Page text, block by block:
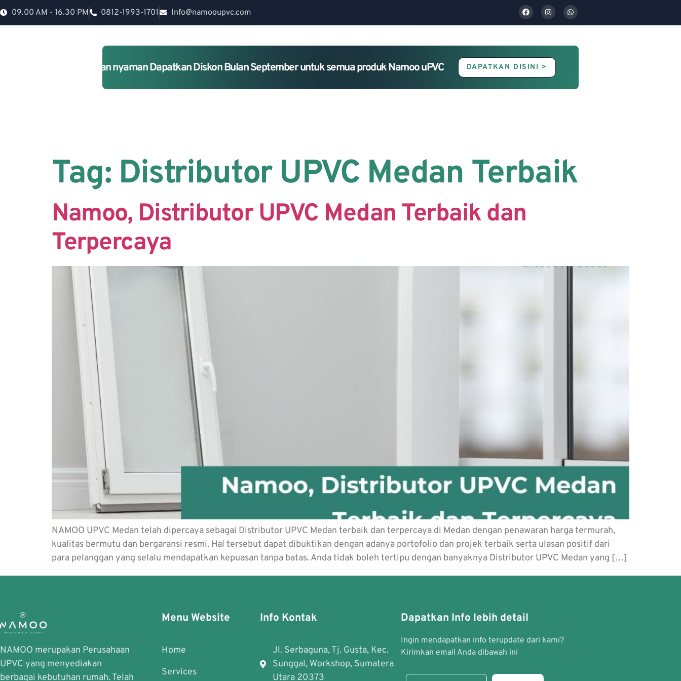
09.00 AM - 16.30 PM 0812-1993-1701 Info@namooupvc.com
Rumah lebih Aman dan nyaman Dapatkan Diskon Bulan September untuk semua produk Namoo uPVC DAPATKAN DISINI >
Tag: Distributor UPVC Medan Terbaik
Namoo, Distributor UPVC Medan Terbaik dan
Terpercaya
NAMOO UPVC Medan telah dipercaya sebagai Distributor UPVC Medan terbaik dan terpercaya di Medan dengan penawaran harga termurah,
kualitas bermutu dan bergaransi resmi. Hal tersebut dapat dibuktikan dengan adanya portofolio dan projek terbaik serta ulasan positif dari
para pelanggan yang selalu mendapatkan kepuasan tanpa batas. Anda tidak boleh tertipu dengan banyaknya Distributor UPVC Medan yang […]
NAMOO merupakan Perusahaan
UPVC yang menyediakan
berbagai kebutuhan rumah. Telah
Menu Website
Home
Services
Info Kontak
Jl. Serbaguna, Tj. Gusta, Kec.
Sunggal, Workshop, Sumatera
Utara 20373
Dapatkan Info lebih detail
Ingin mendapatkan info terupdate dari kami?
Kirimkan email Anda dibawah ini